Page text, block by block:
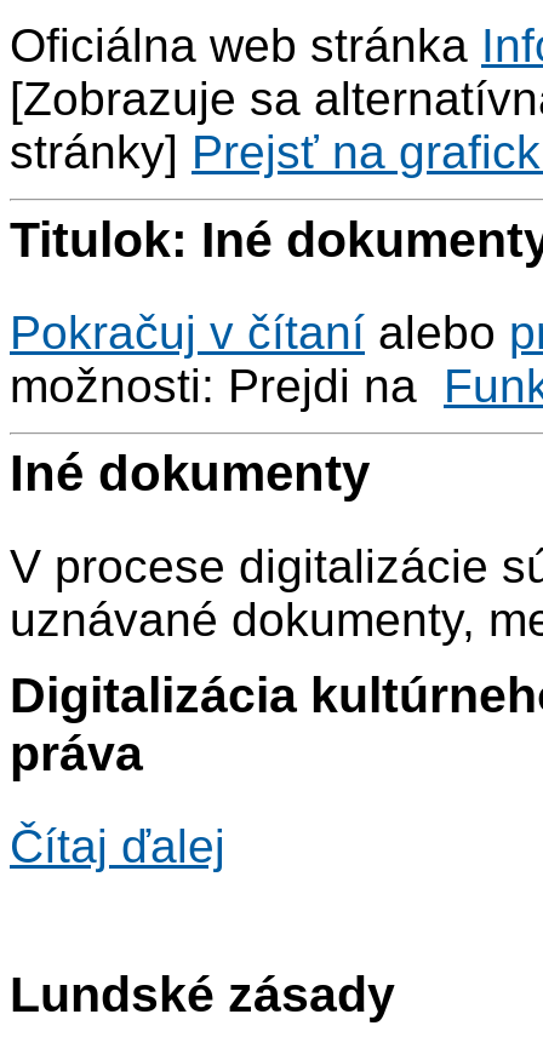
Oficiálna web stránka
[Zobrazuje sa
stránky] Prejsť na
Titulok: Iné
Pokračuj v čítaní alebo
možnosti: Prejdi na
Iné dokumenty
V procese digitalizácie
uznávané dokumenty,
Digitalizácia
práva
Čítaj ďalej
Lundské zásady